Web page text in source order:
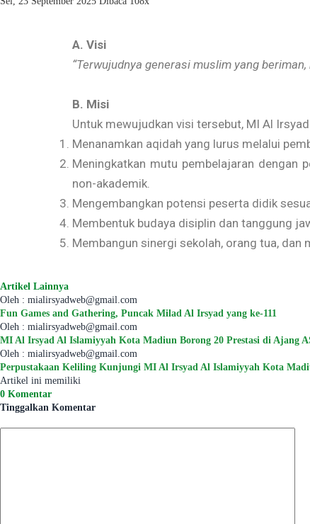
A. Visi
“Terwujudnya generasi muslim yang
B. Misi
Untuk mewujudkan visi tersebut, MI Al
Menanamkan aqidah yang lurus melalui
Meningkatkan mutu pembelajaran dengan
non-akademik.
Mengembangkan potensi peserta didik
Membentuk budaya disiplin dan tanggung
Membangun sinergi sekolah, orang tua,
Artikel Lainnya
Oleh : mialirsyadweb@gmail.com
Fun Games and Gathering, Puncak Milad Al Irsyad yang ke-111
Oleh : mialirsyadweb@gmail.com
MI Al Irsyad Al Islamiyyah Kota Madiun Borong 20 Prestasi di Ajang
Oleh : mialirsyadweb@gmail.com
Perpustakaan Keliling Kunjungi MI Al Irsyad Al Islamiyyah Kota
Artikel ini memiliki
0 Komentar
Tinggalkan Komentar